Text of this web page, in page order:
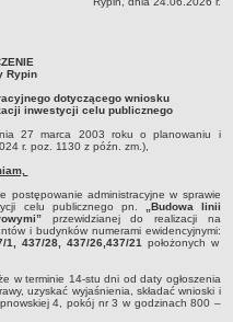
Rypin
dotyczącego wniosku
inwestycji celu publicznego
27 marca 2003 roku o planowaniu i
r. poz. 1130 z późn. zm.),
administracyjne w sprawie
celu publicznego pn.
„Budowa linii
przewidzianej do realizacji na
i budynków numerami ewidencyjnymi:
437/28, 437/26,437/21
położonych w
w terminie 14-stu dni od daty ogłoszenia
uzyskać wyjaśnienia, składać wnioski i
4, pokój nr 3 w godzinach 800 –